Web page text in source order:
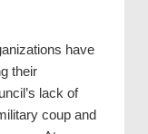
have
their
lack of
coup and